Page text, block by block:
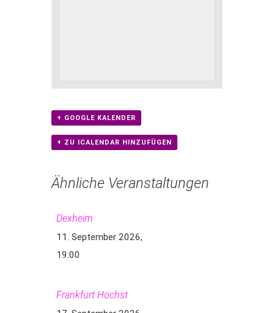
+ GOOGLE KALENDER
+ ZU ICALENDAR HINZUFÜGEN
Ähnliche Veranstaltungen
Dexheim
11. September 2026,
19:00
Frankfurt Höchst